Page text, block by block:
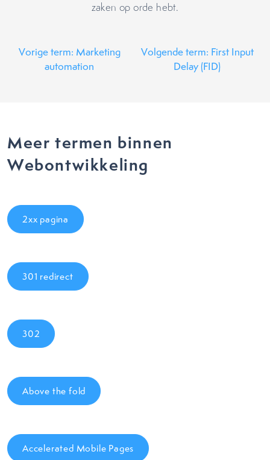
zaken op orde hebt.
Vorige term: Marketing
automation
Volgende term: First Input
Delay (FID)
Meer termen binnen
Webontwikkeling
2xx pagina
301 redirect
302
Above the fold
Accelerated Mobile Pages